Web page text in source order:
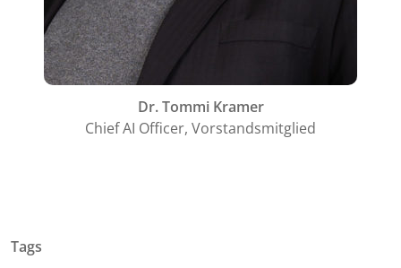
Dr. Tommi Kramer
Chief AI Officer, Vorstandsmitglied
Tags